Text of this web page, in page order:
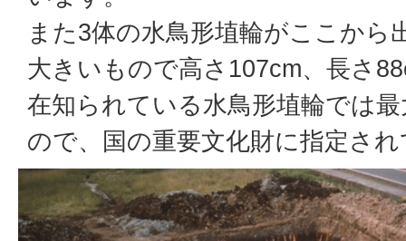
また3体の水鳥形埴輪がここから
大きいもので高さ107cm、長さ
在知られている水鳥形埴輪では
ので、国の重要文化財に指定さ